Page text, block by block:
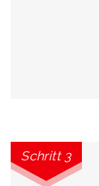
Schritt 3